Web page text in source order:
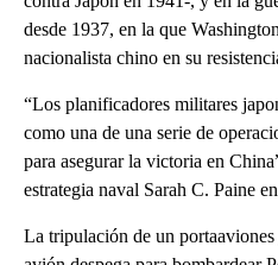
desde 1937, en la que
nacionalista chino en su
“Los planificadores militares
como una de una serie de
para asegurar la victoria en
estrategia naval Sarah C. Paine
La tripulación de un portaaviones